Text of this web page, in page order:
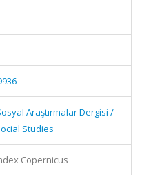
Araştırmalar Dergisi /
Studies
Copernicus